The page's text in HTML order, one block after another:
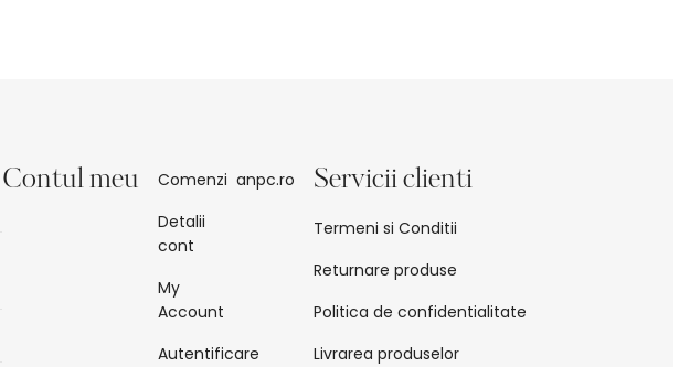
Contul meu
Comenzi
Detalii
cont
My
Account
Autentificare
anpc.ro Servicii clienti
Termeni si Conditii
Returnare produse
Politica de confidentialitate
Livrarea produselor